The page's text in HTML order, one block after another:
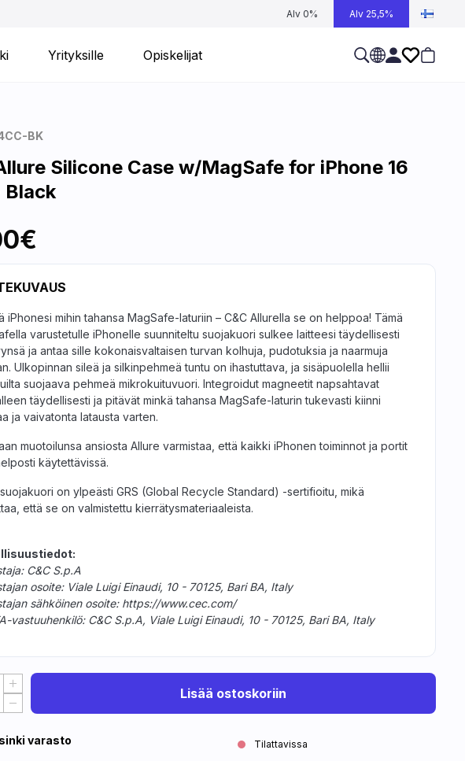
Alv 0% Alv 25,5%
Yrityksille Opiskelijat
BK
Silicone Case w/MagSafe for iPhone 16
Black
iPhonesi mihin tahansa MagSafe-laturiin – C&C Allurella se on helppoa! Tämä
varustetulle iPhonelle suunniteltu suojakuori sulkee laitteesi täydellisesti
ja antaa sille kokonaisvaltaisen turvan kolhuja, pudotuksia ja naarmuja
Ulkopinnan sileä ja silkinpehmeä tuntu on ihastuttava, ja sisäpuolella hellii
suojaava pehmeä mikrokuituvuori. Integroidut magneetit napsahtavat
täydellisesti ja pitävät minkä tahansa MagSafe-laturin tukevasti kiinni
ja vaivatonta latausta varten.
muotoilunsa ansiosta Allure varmistaa, että kaikki iPhonen toiminnot ja portit
käytettävissä.
on ylpeästi GRS (Global Recycle Standard) -sertifioitu, mikä
että se on valmistettu kierrätysmateriaaleista.
C&C S.p.A
osoite: Viale Luigi Einaudi, 10 - 70125, Bari BA, Italy
sähköinen osoite: https://www.cec.com/
vastuuhenkilö: C&C S.p.A, Viale Luigi Einaudi, 10 - 70125, Bari BA, Italy
Lisää ostoskoriin
varasto Tilattavissa